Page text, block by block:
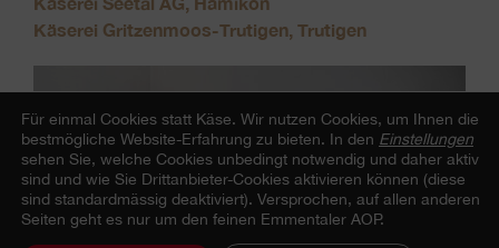
Käserei Gritzenmoos-Trutigen, Trutigen
Für einmal Cookies statt Käse. Wir nutzen Cookies, um Ihnen die
bestmögliche Website-Erfahrung zu bieten. In den Einstellungen
sehen Sie, welche Cookies unbedingt notwendig und daher aktiv
sind und wie Sie Drittanbieter-Cookies aktivieren können (diese
sind standardmässig deaktiviert). Versprochen, auf allen anderen
Seiten geht es nur um den feinen Emmentaler AOP.